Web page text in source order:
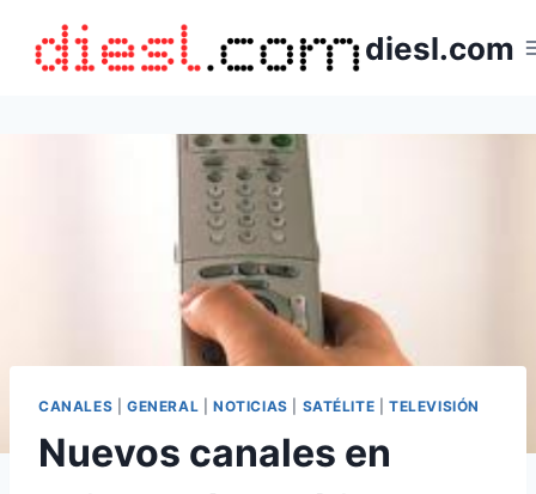
contenido
diesl.com
CANALES GENERAL NOTICIAS SATÉLITE |TELEVISIÓN
Nuevos canales en